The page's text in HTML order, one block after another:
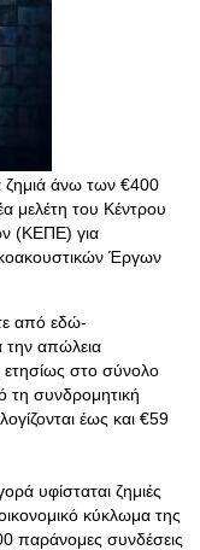
ζημιά άνω των €400
μελέτη του Κέντρου
(ΚΕΠΕ) για
Έργων
από εδώ-
την απώλεια
στο σύνολο
τη συνδρομητική
έως και €59
υφίσταται ζημιές
κύκλωμα της
παράνομες συνδέσεις